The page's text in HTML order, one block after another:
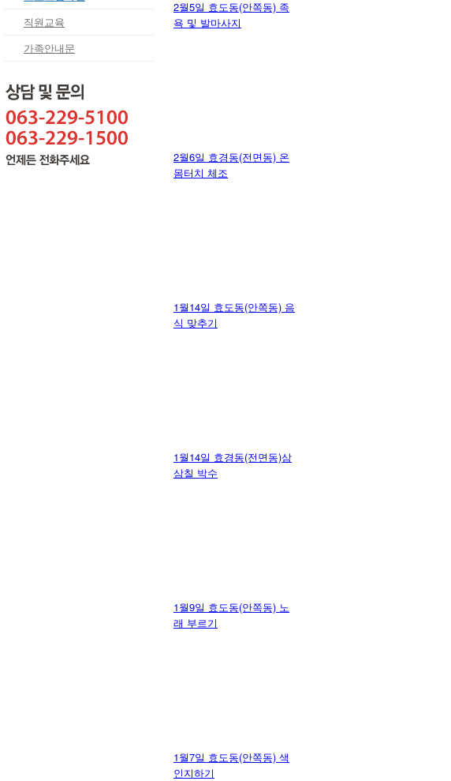
직원교육
가족안내문
2월5일 효도동(안쪽동) 족
욕 및 발마사지
2월6일 효경동(전면동) 온
몸터치 체조
1월14일 효도동(안쪽동) 음
식 맞추기
1월14일 효경동(전면동)삼
삼칠 박수
1월9일 효도동(안쪽동) 노
래 부르기
1월7일 효도동(안쪽동) 색
인지하기